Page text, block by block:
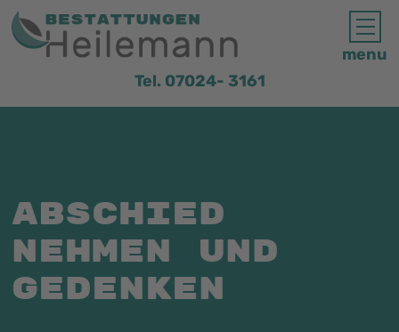
Tel. 07024- 3161
menu
Abschied
nehmen und
Gedenken